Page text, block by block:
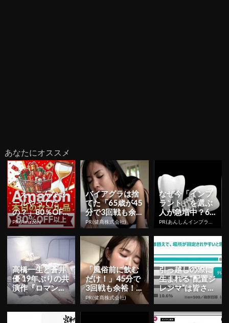
あなたにオススメ
「え、こんなセ
ールやってた
の？」80％OFF
以上が続々登
場！Amazonの本
気が...
PR(Amazon)
バイアグラは捨
てた「65歳が45
分で3回戦も余
裕」980円で朝
まで絶好調！
PR(健商株式会社)
なぜ今「インプ
ラント」を選ぶ
人が急増中？65
歳以上の方は要
の放置は...
高橋一生と蒼井
優 19年ぶりの共
演作『ロマンス
ドール』ベッド
で寄り添う二人
「風俗前に飲む
だけ！」45分で
3回戦も余裕！1
日31円で朝まで
絶好調
PR(健商株式会社)
引っ越しの際に
生まれる“配置ジ
レンマ”は皆さん
経験済みです
か？ | YESNEW...